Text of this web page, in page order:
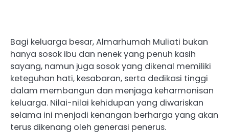
Bagi keluarga besar, Almarhumah Muliati bukan
hanya sosok ibu dan nenek yang penuh kasih
sayang, namun juga sosok yang dikenal memiliki
keteguhan hati, kesabaran, serta dedikasi tinggi
dalam membangun dan menjaga keharmonisan
keluarga. Nilai-nilai kehidupan yang diwariskan
selama ini menjadi kenangan berharga yang akan
terus dikenang oleh generasi penerus.